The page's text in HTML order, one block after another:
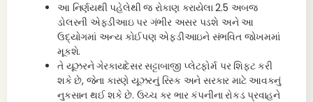
આ નિર્ણયથી પહેલેથી જ રોકાણ કરાયેલા 2.5 અબજ
ડોલરની એફડીઆઇ પર ગંભીર અસર પડશે અને આ
ઉદ્યોગમાં અન્ય કોઈપણ એફડીઆઇને સંભવિત જોખમમાં
મૂકશે.
તે યૂઝરને ગેરકાયદેસર સટ્ટાબાજી પ્લેટફોર્મ પર શિફ્ટ કરી
શકે છે, જેના કારણે યૂઝરનું રિસ્ક અને સરકાર માટે આવકનું
નુકસાન થઈ શકે છે. ઉચ્ચ કર ભાર કંપનીના રોકડ પ્રવાહને